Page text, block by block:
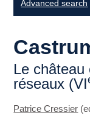
Advanced search
Le
réseaux (VI
Patrice Cressier